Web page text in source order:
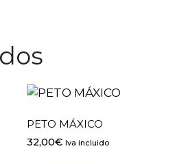
PETO MÁXICO
32,00€ Iva incluido